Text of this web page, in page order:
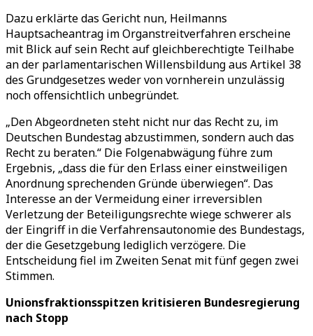
Dazu erklärte das Gericht nun, Heilmanns
Hauptsacheantrag im Organstreitverfahren erscheine
mit Blick auf sein Recht auf gleichberechtigte Teilhabe
an der parlamentarischen Willensbildung aus Artikel 38
des Grundgesetzes weder von vornherein unzulässig
noch offensichtlich unbegründet.
„Den Abgeordneten steht nicht nur das Recht zu, im
Deutschen Bundestag abzustimmen, sondern auch das
Recht zu beraten.“ Die Folgenabwägung führe zum
Ergebnis, „dass die für den Erlass einer einstweiligen
Anordnung sprechenden Gründe überwiegen“. Das
Interesse an der Vermeidung einer irreversiblen
Verletzung der Beteiligungsrechte wiege schwerer als
der Eingriff in die Verfahrensautonomie des Bundestags,
der die Gesetzgebung lediglich verzögere. Die
Entscheidung fiel im Zweiten Senat mit fünf gegen zwei
Stimmen.
Unionsfraktionsspitzen kritisieren Bundesregierung
nach Stopp